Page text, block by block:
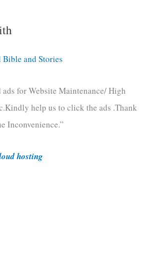
Bible and Stories
ads for Website Maintenance/ High
help us to click the ads .Thank
Inconvenience.”
hosting